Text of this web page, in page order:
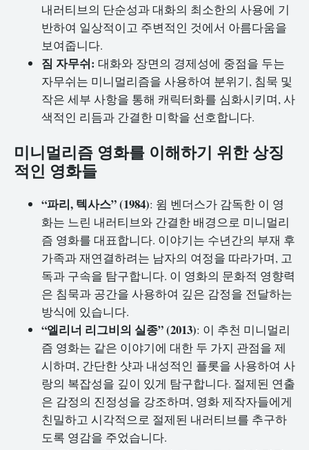
내러티브의 단순성과 대화의 최소한의 사용에 기
반하여 일상적이고 주변적인 것에서 아름다움을
보여줍니다.
짐 자무쉬: 대화와 장면의 경제성에 중점을 두는
자무쉬는 미니멀리즘을 사용하여 분위기, 침묵 및
작은 세부 사항을 통해 캐릭터화를 심화시키며, 사
색적인 리듬과 간결한 미학을 선호합니다.
미니멀리즘 영화를 이해하기 위한 상징
적인 영화들
“파리, 텍사스” (1984): 윔 벤더스가 감독한 이 영
화는 느린 내러티브와 간결한 배경으로 미니멀리
즘 영화를 대표합니다. 이야기는 수년간의 부재 후
가족과 재연결하려는 남자의 여정을 따라가며, 고
독과 구속을 탐구합니다. 이 영화의 문화적 영향력
은 침묵과 공간을 사용하여 깊은 감정을 전달하는
방식에 있습니다.
“엘리너 리그비의 실종” (2013): 이 추천 미니멀리
즘 영화는 같은 이야기에 대한 두 가지 관점을 제
시하며, 간단한 샷과 내성적인 플롯을 사용하여 사
랑의 복잡성을 깊이 있게 탐구합니다. 절제된 연출
은 감정의 진정성을 강조하며, 영화 제작자들에게
친밀하고 시각적으로 절제된 내러티브를 추구하
도록 영감을 주었습니다.